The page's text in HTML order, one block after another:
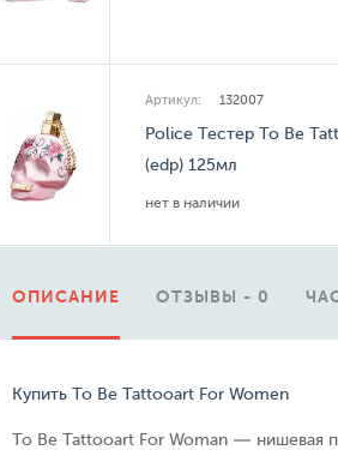
Артикул: 132007
Police Тестер To Be
(edp) 125мл
нет в наличии
ОПИСАНИЕ ОТЗЫВЫ - 0
Купить To Be Tattooart For Women
To Be Tattooart For Woman — нишевая